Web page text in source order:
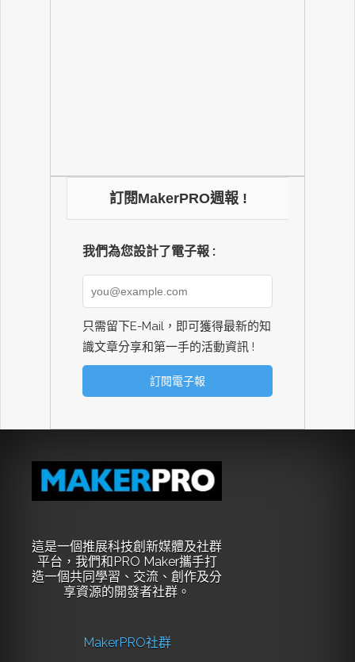
訂閱MakerPRO週報 !
我們為您設計了電子報 :
只需留下E-Mail，即可獲得最新的知
識文章分享和第一手的活動資訊 !
這是一個推展科技創新媒體及社群
平台，我們和PRO Maker攜手打
造一個共同學習、交流、創作及分
享資源的開發者社群。
MakerPRO社群